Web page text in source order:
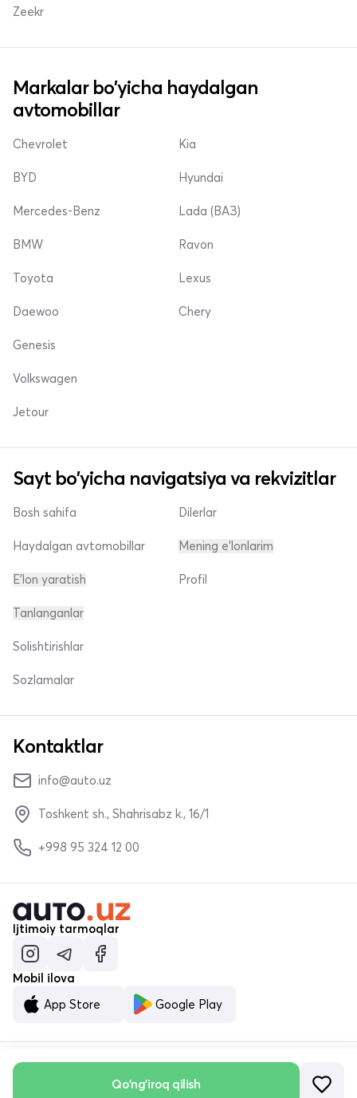
Qo'ng'iroq qilish
Zeekr
Markalar bo'yicha haydalgan
avtomobillar
Chevrolet
BYD
Mercedes-Benz
Kia
Hyundai
Lada (ВАЗ)
BMW
Toyota
Daewoo
Ravon
Lexus
Chery
Genesis
Volkswagen
Jetour
Sayt bo'yicha navigatsiya va rekvizitlar
Bosh sahifa
Haydalgan avtomobillar
E'lon yaratish
Dilerlar
Mening e'lonlarim
Profil
Tanlanganlar
Solishtirishlar
Sozlamalar
Kontaktlar
info@auto.uz
Toshkent sh., Shahrisabz k., 16/1
+998 95 324 12 00
Ijtimoiy tarmoqlar
Mobil ilova
App Store
Google Play
© «MALUMOTNOMA» MChJ 2023–2026